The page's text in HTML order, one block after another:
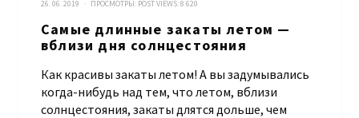
26. 06. 2019 · ПРОСМОТРЫ: POST VIEWS:8 620
Самые длинные закаты летом —
вблизи дня солнцестояния
Как красивы закаты летом! А вы задумывались
когда-нибудь над тем, что летом, вблизи
солнцестояния, закаты длятся дольше, чем